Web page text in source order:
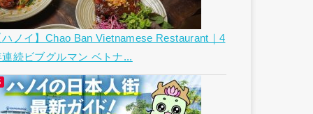
ハノイ】Chao Ban Vietnamese Restaurant｜4
連続ビブグルマン ベトナ...